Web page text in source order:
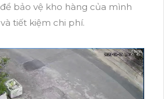
bảo vệ kho hàng của mình
tiết kiệm chi phí.